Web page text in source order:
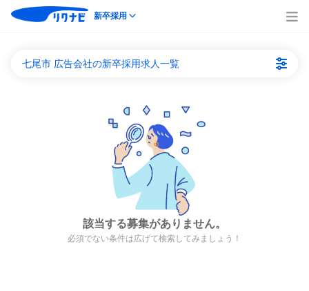
新卒採用
七尾市 広告会社の新卒採用求人一覧
該当する募集がありません。
必須でない条件は広げて検索してみましょう！